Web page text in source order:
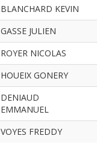
BLANCHARD KEVIN
GASSE JULIEN
ROYER NICOLAS
HOUEIX GONERY
DENIAUD
EMMANUEL
VOYES FREDDY